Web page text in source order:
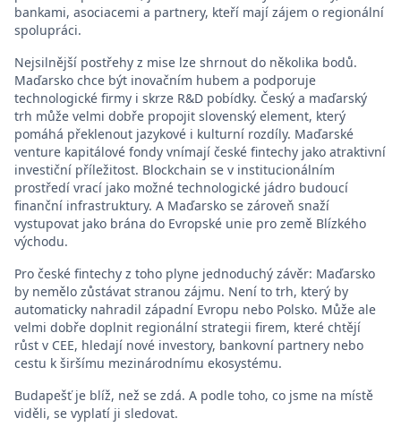
bankami, asociacemi a partnery, kteří mají zájem o regionální
spolupráci.
Nejsilnější postřehy z mise lze shrnout do několika bodů.
Maďarsko chce být inovačním hubem a podporuje
technologické firmy i skrze R&D pobídky. Český a maďarský
trh může velmi dobře propojit slovenský element, který
pomáhá překlenout jazykové i kulturní rozdíly. Maďarské
venture kapitálové fondy vnímají české fintechy jako atraktivní
investiční příležitost. Blockchain se v institucionálním
prostředí vrací jako možné technologické jádro budoucí
finanční infrastruktury. A Maďarsko se zároveň snaží
vystupovat jako brána do Evropské unie pro země Blízkého
východu.
Pro české fintechy z toho plyne jednoduchý závěr: Maďarsko
by nemělo zůstávat stranou zájmu. Není to trh, který by
automaticky nahradil západní Evropu nebo Polsko. Může ale
velmi dobře doplnit regionální strategii firem, které chtějí
růst v CEE, hledají nové investory, bankovní partnery nebo
cestu k širšímu mezinárodnímu ekosystému.
Budapešť je blíž, než se zdá. A podle toho, co jsme na místě
viděli, se vyplatí ji sledovat.